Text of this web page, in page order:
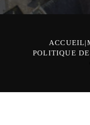
ACCUEIL
POLITIQUE